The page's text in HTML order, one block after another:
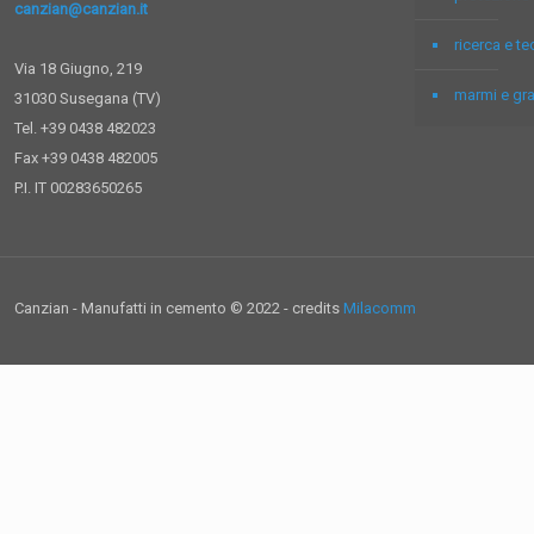
canzian@canzian.it
Via 18 Giugno, 219
31030 Susegana (TV)
Tel. +39 0438 482023
Fax +39 0438 482005
P.I. IT 00283650265
ricerca e
marmi e
Canzian - Manufatti in cemento © 2022 - credits Milacomm